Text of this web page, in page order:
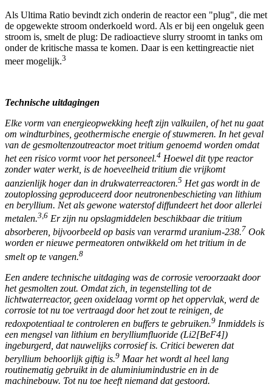
Als Ultima Ratio bevindt zich onderin de reactor een "plug", die met
de opgewekte stroom onderkoeld word. Als er bij een ongeluk geen
stroom is, smelt de plug: De radioactieve slurry stroomt in tanks om
onder de kritische massa te komen. Daar is een kettingreactie niet
meer mogelijk.3
Technische uitdagingen
Elke vorm van energieopwekking heeft zijn valkuilen, of het nu gaat
om windturbines, geothermische energie of stuwmeren. In het geval
van de gesmoltenzoutreactor moet tritium genoemd worden omdat
het een risico vormt voor het personeel.4 Hoewel dit type reactor
zonder water werkt, is de hoeveelheid tritium die vrijkomt
aanzienlijk hoger dan in drukwaterreactoren.5 Het gas wordt in de
zoutoplossing geproduceerd door neutronenbeschieting van lithium
en beryllium. Net als gewone waterstof diffundeert het door allerlei
metalen.3,6 Er zijn nu opslagmiddelen beschikbaar die tritium
absorberen, bijvoorbeeld op basis van verarmd uranium-238.7 Ook
worden er nieuwe permeatoren ontwikkeld om het tritium in de
smelt op te vangen.8
Een andere technische uitdaging was de corrosie veroorzaakt door
het gesmolten zout. Omdat zich, in tegenstelling tot de
lichtwaterreactor, geen oxidelaag vormt op het oppervlak, werd de
corrosie tot nu toe vertraagd door het zout te reinigen, de
redoxpotentiaal te controleren en buffers te gebruiken.9 Inmiddels is
een mengsel van lithium en berylliumfluoride (Li2[BeF4])
ingeburgerd, dat nauwelijks corrosief is. Critici beweren dat
beryllium behoorlijk giftig is.9 Maar het wordt al heel lang
routinematig gebruikt in de aluminiumindustrie en in de
machinebouw. Tot nu toe heeft niemand dat gestoord.